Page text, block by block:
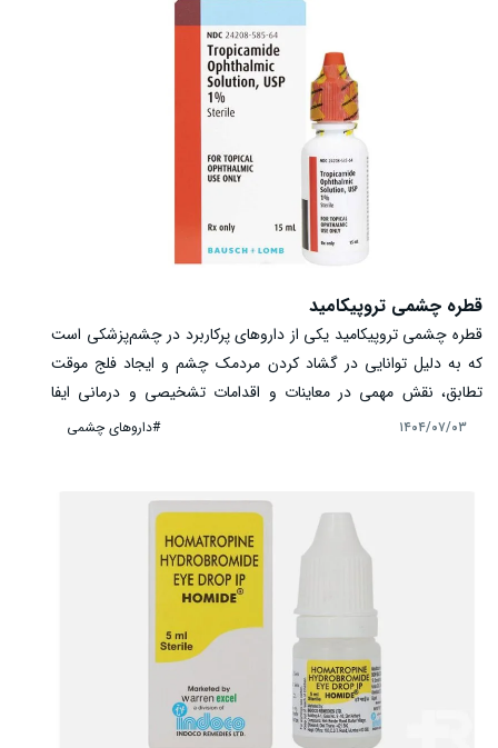
قطره چشمی تروپیکامید
قطره چشمی تروپیکامید یکی از داروهای پرکاربرد در چشم‌پزشکی است
که به دلیل توانایی در گشاد کردن مردمک چشم و ایجاد فلج موقت
تطابق، نقش مهمی در معاینات و اقدامات تشخیصی و درمانی ایفا
می‌کند. این دارو با اثر سریع و کوتاه‌مدت خود، شرایطی را فراهم
جراحی‌ها یا برای تعیین دقیق عیوب انکساری در کودکان و بزرگسالان
کاربرد دارد. با وجود فواید گسترده، مصرف آن نیازمند دقت و آگاهی از
عوارض احتمالی است.
۱۴۰۴/۰۷/۰۳ #داروهای چشمی